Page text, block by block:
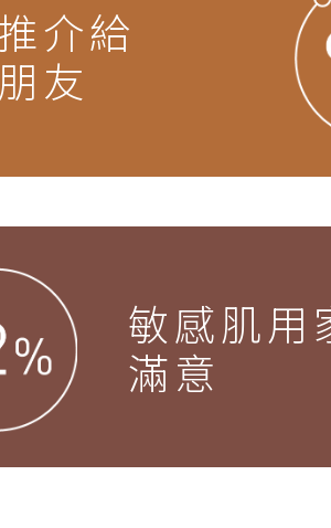
介給
友
敏感肌用
滿意